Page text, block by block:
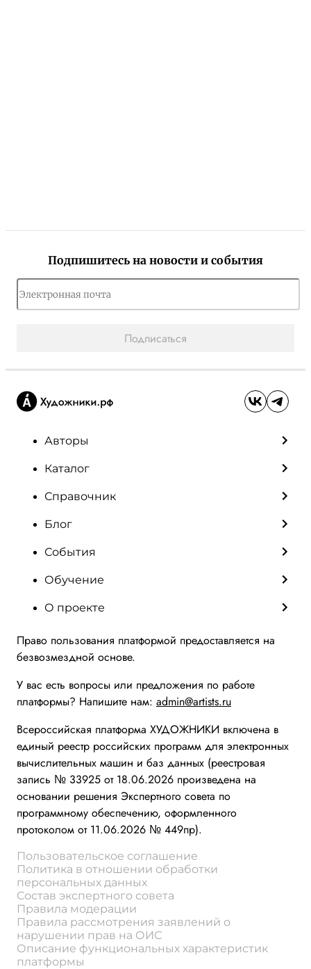
Подпишитесь на новости и события
Подписаться
Авторы
Каталог
Справочник
Блог
События
Обучение
О проекте
Право пользования платформой предоставляется на
безвозмездной основе.
У вас есть вопросы или предложения по работе
платформы? Напишите нам: admin@artists.ru
Всероссийская платформа ХУДОЖНИКИ включена в
единый реестр российских программ для электронных
вычислительных машин и баз данных (реестровая
запись № 33925 от 18.06.2026 произведена на
основании решения Экспертного совета по
программному обеспечению, оформленного
протоколом от 11.06.2026 № 449пр).
Пользовательское соглашение
Политика в отношении обработки
персональных данных
Состав экспертного совета
Правила модерации
Правила рассмотрения заявлений о
нарушении прав на ОИС
Описание функциональных характеристик
платформы